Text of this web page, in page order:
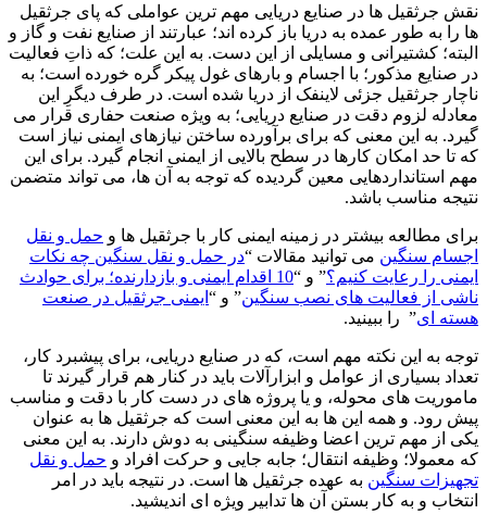
نقش جرثقیل ها در صنایع دریایی مهم ترین عواملی که پای جرثقیل
ها را به طور عمده به دریا باز کرده اند؛ عبارتند از صنایع نفت و گاز و
البته؛ کشتیرانی و مسایلی از این دست. به این علت؛ که ذاتِ فعالیت
در صنایع مذکور؛ با اجسام و بارهای غول پیکر گره خورده است؛ به
ناچار جرثقیل جزئی لاینفک از دریا شده است. در طرف دیگرِ این
معادله لزوم دقت در صنایع دریایی؛ به ویژه صنعت حفاری قرار می
گیرد. به این معنی که برای برآورده ساختن نیازهای ایمنی نیاز است
که تا حد امکان کارها در سطح بالایی از ایمنی انجام گیرد. برای این
مهم استانداردهایی معین گردیده که توجه به آن ها، می تواند متضمن
نتیجه مناسب باشد.
برای مطالعه بیشتر در زمینه ایمنی کار با جرثقیل ها و حمل و نقل
اجسام سنگین می توانید مقالات “در حمل و نقل سنگین چه نکات
ایمنی را رعایت کنیم؟” و “
10 اقدام ایمنی و بازدارنده؛ برای حوادث
ناشی از فعالیت های نصب سنگین” و “ ایمنی جرثقیل در صنعت
هسته ای” را ببینید.
توجه به این نکته مهم است، که در صنایع دریایی، برای پیشبرد کار،
تعداد بسیاری از عوامل و ابزارآلات باید در کنار هم قرار گیرند تا
ماموریت های محوله، و یا پروژه های در دست کار با دقت و مناسب
پیش رود. و همه این ها به این معنی است که جرثقیل ها به عنوان
یکی از مهم ترین اعضا وظیفه سنگینی به دوش دارند. به این معنی
که معمولا؛ وظیفه انتقال؛ جابه جایی و حرکت افراد و حمل و نقل
تجهیزات سنگین به عهده جرثقیل ها است. در نتیجه باید در امر
انتخاب و به کار بستن آن ها تدابیر ویژه ای اندیشید.